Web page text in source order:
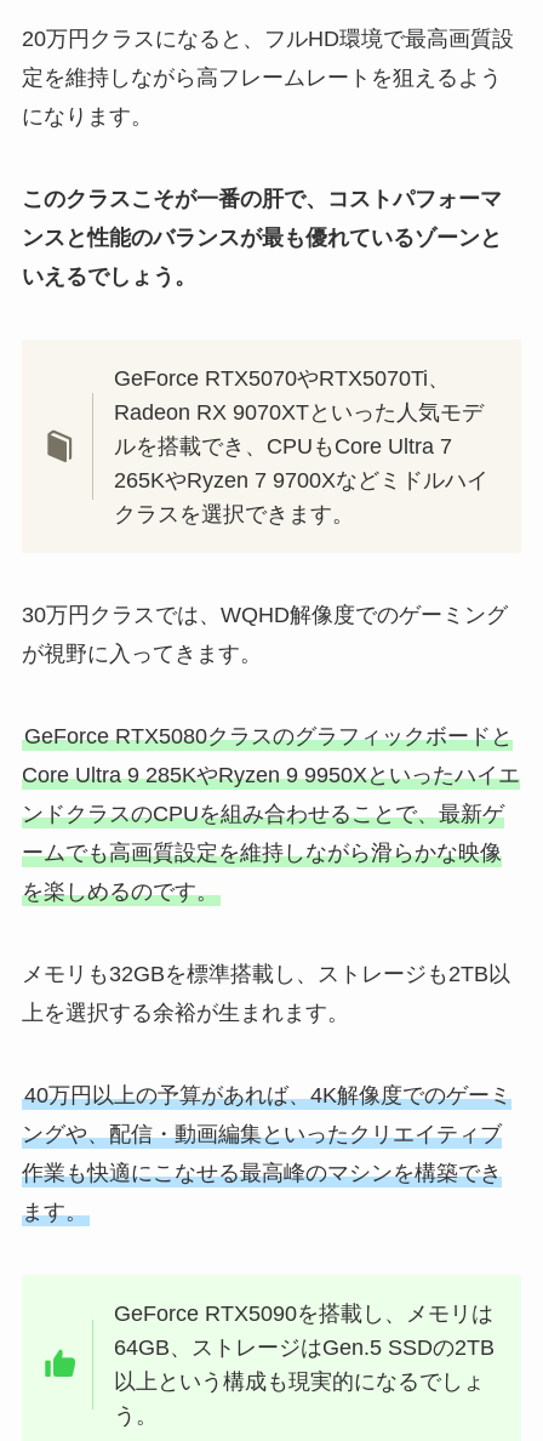
20万円クラスになると、フルHD環境で最高画質設
定を維持しながら高フレームレートを狙えるよう
になります。
このクラスこそが一番の肝で、コストパフォーマ
ンスと性能のバランスが最も優れているゾーンと
いえるでしょう。
GeForce RTX5070やRTX5070Ti、
Radeon RX 9070XTといった人気モデ
ルを搭載でき、CPUもCore Ultra 7
265KやRyzen 7 9700Xなどミドルハイ
クラスを選択できます。
30万円クラスでは、WQHD解像度でのゲーミング
が視野に入ってきます。
GeForce RTX5080クラスのグラフィックボードと
Core Ultra 9 285KやRyzen 9 9950Xといったハイエ
ンドクラスのCPUを組み合わせることで、最新ゲ
ームでも高画質設定を維持しながら滑らかな映像
を楽しめるのです。
メモリも32GBを標準搭載し、ストレージも2TB以
上を選択する余裕が生まれます。
40万円以上の予算があれば、4K解像度でのゲーミ
ングや、配信・動画編集といったクリエイティブ
作業も快適にこなせる最高峰のマシンを構築でき
ます。
GeForce RTX5090を搭載し、メモリは
64GB、ストレージはGen.5 SSDの2TB
以上という構成も現実的になるでしょ
う。